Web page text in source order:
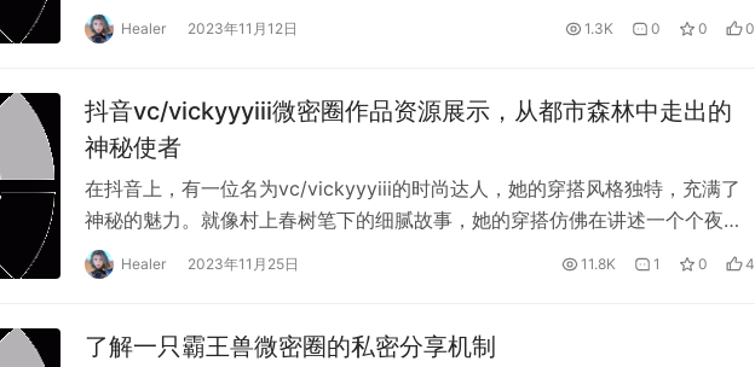
迎的系列作品，其图册的精美程度无与伦比，炯炯有神的眼睛给人以极具表现力的印
丽，只是担心你不够美，我也不怕麻烦，只要你足够出色，我一定能够在众多人中辨认
不仅能感受到她对健康的热情，还能被她带来的正能量所感染。让我们一同走
进她的生活，感受健康和时尚的完美结合。 小玉吃果冻微密圈作品集地址：传
果…
Healer 2023年11月12日 1.3K 0 0 0
抖音vc/vickyyyiii微密圈作品资源展示，从都市森林中走出的
神秘使者
在抖音上，有一位名为vc/vickyyyiii的时尚达人，她的穿搭风格独特，充满了
神秘的魅力。就像村上春树笔下的细腻故事，她的穿搭仿佛在讲述一个个夜晚
的诗。在这篇文章中，我们将为你详细介绍她的穿搭和故事，让你也能感受到
她的神秘魅力。 vc微密圈作品集地址：传送门 ♠点击传送门，更多COSER邀
Healer 2023年11月25日 11.8K 1 0 4
了解一只霸王兽微密圈的私密分享机制